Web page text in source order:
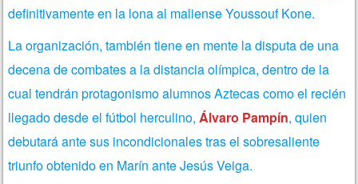
definitivamente en la lona al maliense Youssouf Kone.
La organización, también tiene en mente la disputa de una
decena de combates a la distancia olímpica, dentro de la
cual tendrán protagonismo alumnos Aztecas como el recién
llegado desde el fútbol herculino,Álvaro Pampín, quien
debutará ante sus incondicionales tras el sobresaliente
triunfo obtenido en Marín ante Jesús Veiga.